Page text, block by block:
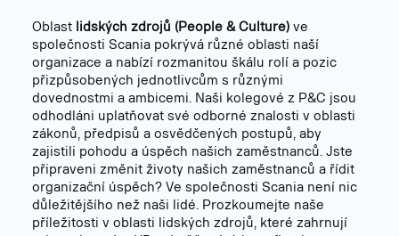
Oblast lidských zdrojů (People & Culture) ve
společnosti Scania pokrývá různé oblasti naší
organizace a nabízí rozmanitou škálu rolí a pozic
přizpůsobených jednotlivcům s různými
dovednostmi a ambicemi. Naši kolegové z P&C jsou
odhodláni uplatňovat své odborné znalosti v oblasti
zákonů, předpisů a osvědčených postupů, aby
zajistili pohodu a úspěch našich zaměstnanců. Jste
připraveni změnit životy našich zaměstnanců a řídit
organizační úspěch? Ve společnosti Scania není nic
důležitějšího než naši lidé. Prozkoumejte naše
příležitosti v oblasti lidských zdrojů, které zahrnují